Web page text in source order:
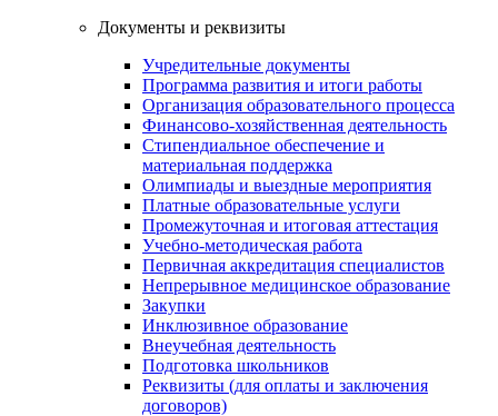
Документы и реквизиты
Учредительные документы
Программа развития и итоги работы
Организация образовательного процесса
Финансово-хозяйственная деятельность
Стипендиальное обеспечение и
материальная поддержка
Олимпиады и выездные мероприятия
Платные образовательные услуги
Промежуточная и итоговая аттестация
Учебно-методическая работа
Первичная аккредитация специалистов
Непрерывное медицинское образование
Закупки
Инклюзивное образование
Внеучебная деятельность
Подготовка школьников
Реквизиты (для оплаты и заключения
договоров)